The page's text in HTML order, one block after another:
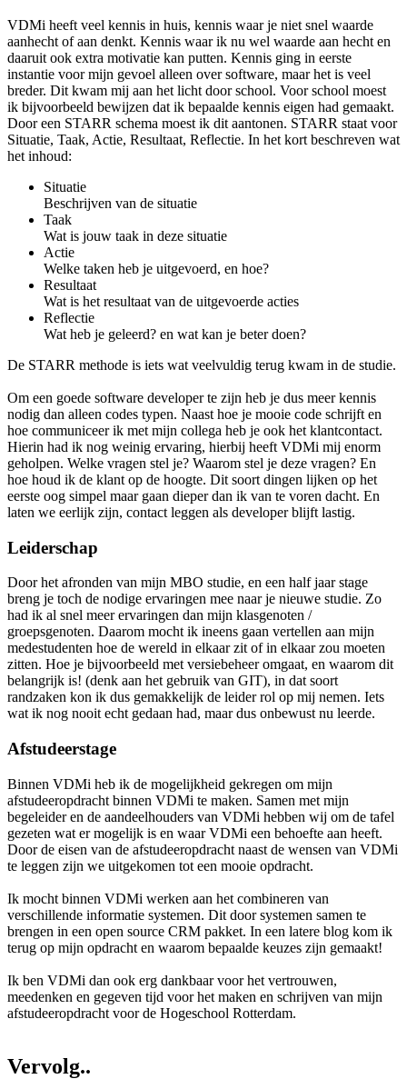
VDMi heeft veel kennis in huis, kennis waar je niet snel waarde
aanhecht of aan denkt. Kennis waar ik nu wel waarde aan hecht en
daaruit ook extra motivatie kan putten. Kennis ging in eerste
instantie voor mijn gevoel alleen over software, maar het is veel
breder. Dit kwam mij aan het licht door school. Voor school moest
ik bijvoorbeeld bewijzen dat ik bepaalde kennis eigen had gemaakt.
Door een STARR schema moest ik dit aantonen. STARR staat voor
Situatie, Taak, Actie, Resultaat, Reflectie. In het kort beschreven wat
het inhoud:
Situatie
Beschrijven van de situatie
Taak
Wat is jouw taak in deze situatie
Actie
Welke taken heb je uitgevoerd, en hoe?
Resultaat
Wat is het resultaat van de uitgevoerde acties
Reflectie
Wat heb je geleerd? en wat kan je beter doen?
De STARR methode is iets wat veelvuldig terug kwam in de studie.
Om een goede software developer te zijn heb je dus meer kennis
nodig dan alleen codes typen. Naast hoe je mooie code schrijft en
hoe communiceer ik met mijn collega heb je ook het klantcontact.
Hierin had ik nog weinig ervaring, hierbij heeft VDMi mij enorm
geholpen. Welke vragen stel je? Waarom stel je deze vragen? En
hoe houd ik de klant op de hoogte. Dit soort dingen lijken op het
eerste oog simpel maar gaan dieper dan ik van te voren dacht. En
laten we eerlijk zijn, contact leggen als developer blijft lastig.
Leiderschap
Door het afronden van mijn MBO studie, en een half jaar stage
breng je toch de nodige ervaringen mee naar je nieuwe studie. Zo
had ik al snel meer ervaringen dan mijn klasgenoten /
groepsgenoten. Daarom mocht ik ineens gaan vertellen aan mijn
medestudenten hoe de wereld in elkaar zit of in elkaar zou moeten
zitten. Hoe je bijvoorbeeld met versiebeheer omgaat, en waarom dit
belangrijk is! (denk aan het gebruik van GIT), in dat soort
randzaken kon ik dus gemakkelijk de leider rol op mij nemen. Iets
wat ik nog nooit echt gedaan had, maar dus onbewust nu leerde.
Afstudeerstage
Binnen VDMi heb ik de mogelijkheid gekregen om mijn
afstudeeropdracht binnen VDMi te maken. Samen met mijn
begeleider en de aandeelhouders van VDMi hebben wij om de tafel
gezeten wat er mogelijk is en waar VDMi een behoefte aan heeft.
Door de eisen van de afstudeeropdracht naast de wensen van VDMi
te leggen zijn we uitgekomen tot een mooie opdracht.
Ik mocht binnen VDMi werken aan het combineren van
verschillende informatie systemen. Dit door systemen samen te
brengen in een open source CRM pakket. In een latere blog kom ik
terug op mijn opdracht en waarom bepaalde keuzes zijn gemaakt!
Ik ben VDMi dan ook erg dankbaar voor het vertrouwen,
meedenken en gegeven tijd voor het maken en schrijven van mijn
afstudeeropdracht voor de Hogeschool Rotterdam.
Vervolg..